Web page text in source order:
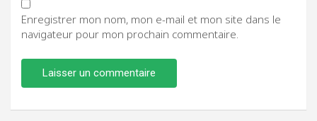
Enregistrer mon nom, mon e-mail et mon site dans le
navigateur pour mon prochain commentaire.